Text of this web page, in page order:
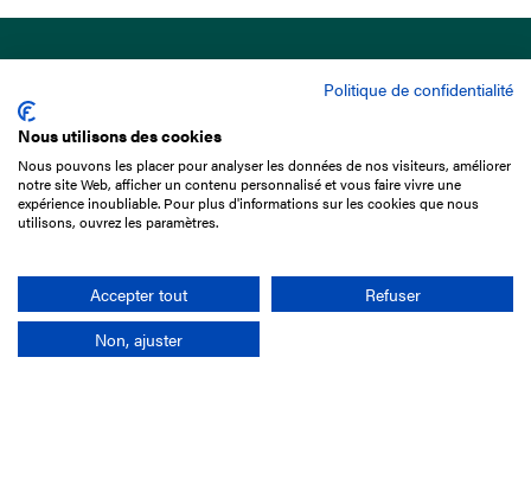
15 Boulevard de Douaumont
75017 Paris
01 49 10 20 29
Rechercher
Politique de confidentialité
Nous utilisons des cookies
Nous pouvons les placer pour analyser les données de nos visiteurs, améliorer
notre site Web, afficher un contenu personnalisé et vous faire vivre une
expérience inoubliable. Pour plus d'informations sur les cookies que nous
utilisons, ouvrez les paramètres.
Accepter tout
Refuser
Non, ajuster